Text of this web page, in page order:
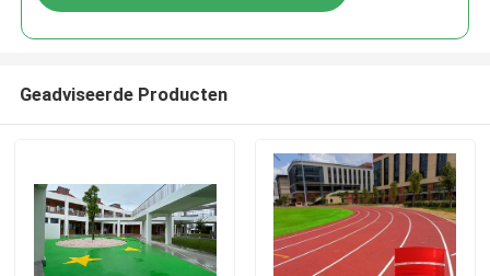
Geadviseerde Producten